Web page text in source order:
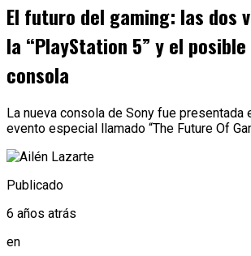
El futuro del gaming: las dos
la “PlayStation 5” y el
consola
La nueva consola de Sony fue presentada
evento especial llamado “The Future Of
Publicado
6 años atrás
en